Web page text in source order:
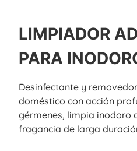
LIMPIADOR
PARA
Desinfectante y
doméstico con acción
gérmenes, limpia inodoro
fragancia de larga